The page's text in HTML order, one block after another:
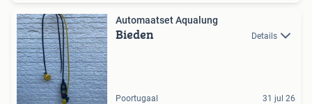
Automaatset Aqualung
Bieden Details
Poortugaal 31 jul 26